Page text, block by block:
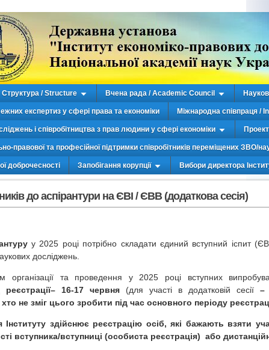
Структура / Structure Вчена рада / Academic Council
експертиз у сфері права та економіки Міжнародна співпраця /
і співробітництва з прав людини у сфері економіки
правової та професійної підтримки співробітників переміщених ЗВО/
доброчесності Запобігання корупції Вибори директора
до аспірантури на ЄВІ / ЄВВ (додаткова сесія)
у 2025 році потрібно складати єдиний вступний іспит
досліджень.
організації та проведення у 2025 році вступних
реєстрації– 16-17 червня (для участі в додатковій сесії –
не зміг цього зробити під час основного періоду
Інституту здійснює реєстрацію осіб, які бажають взяти
вступника/вступниці (особиста реєстрація) або